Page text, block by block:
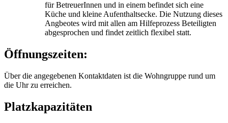
für BetreuerInnen und in einem befindet sich eine
Küche und kleine Aufenthaltsecke. Die Nutzung dieses
Angbeotes wird mit allen am Hilfeprozess Beteiligten
abgesprochen und findet zeitlich flexibel statt.
Öffnungszeiten:
Über die angegebenen Kontaktdaten ist die Wohngruppe rund um
die Uhr zu erreichen.
Platzkapazitäten